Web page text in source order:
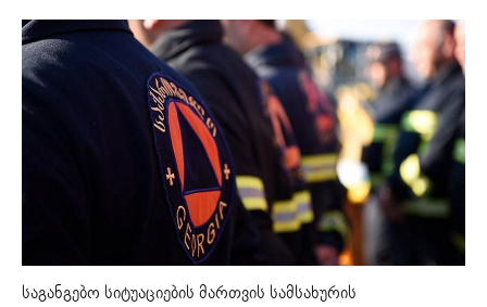
საგანგებო სიტუაციების მართვის სამსახურის